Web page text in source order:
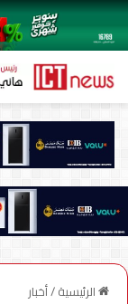
الرئيسية/أخبار